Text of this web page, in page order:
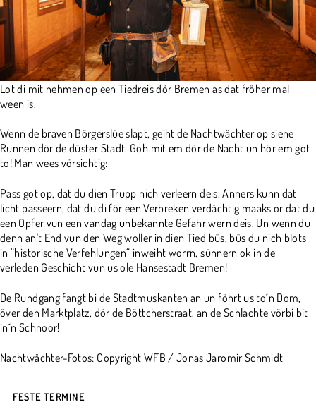
Lot di mit nehmen op een Tiedreis dör Bremen as dat fröher mal
ween is.
Wenn de braven Börgerslüe slapt, geiht de Nachtwächter op siene
Runnen dör de düster Stadt. Goh mit em dör de Nacht un hör em got
to! Man wees vörsichtig:
Pass got op, dat du dien Trupp nich verleern deis. Anners kunn dat
licht passeern, dat du di för een Verbreken verdächtig maaks or dat du
een Opfer vun een vandag unbekannte Gefahr wern deis. Un wenn du
denn an't End vun den Weg woller in dien Tied büs, büs du nich blots
in “historische Verfehlungen“ inweiht worrn, sünnern ok in de
verleden Geschicht vun us ole Hansestadt Bremen!
De Rundgang fangt bi de Stadtmuskanten an un föhrt us to´n Dom,
över den Marktplatz, dör de Böttcherstraat, an de Schlachte vörbi bit
in´n Schnoor!
Nachtwächter-Fotos: Copyright WFB / Jonas Jaromir Schmidt
FESTE TERMINE